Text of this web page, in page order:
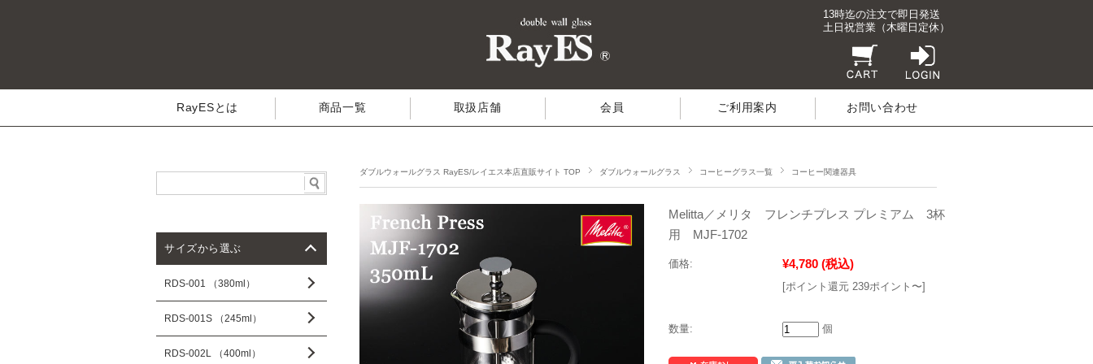
13時迄の注文で即日発送
土日祝営業（木曜日定休）
RayESとは 商品一覧 取扱店舗 会員 ご利用案内 お問い合わせ
ダブルウォールグラス RayES/レイエス本店直販サイト TOP ダブルウォールグラス コーヒーグラス一覧 コーヒー関連器具
Melitta／メリタ フレンチプレス プレミアム 3杯
用 MJF-1702
価格: ¥4,780 (税込)
[ポイント還元 239ポイント〜]
数量: 個
サイズから選ぶ
RDS-001 （380ml）
RDS-001S （245ml）
RDS-002L （400ml）